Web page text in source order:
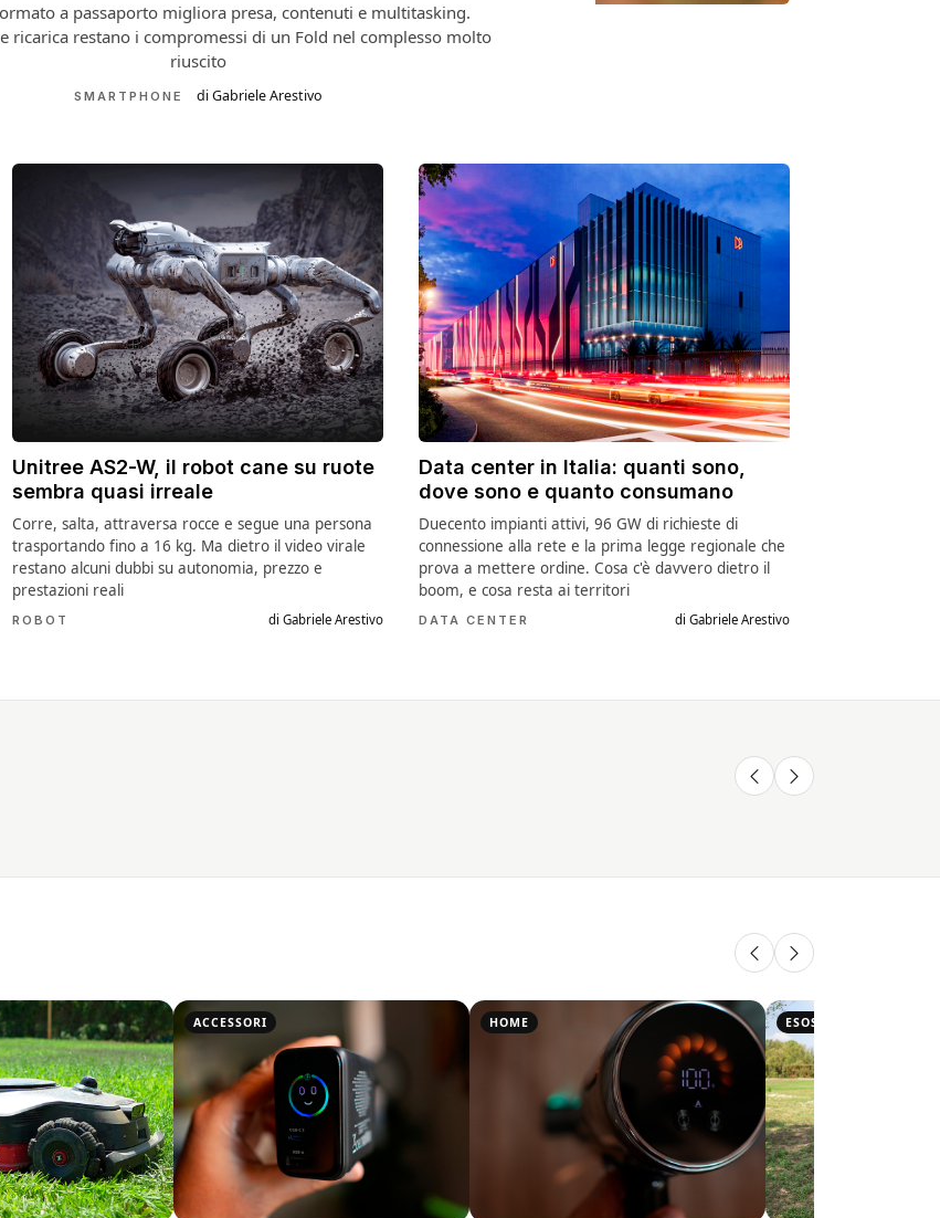
a passaporto migliora presa, contenuti e multitasking.
ricarica restano i compromessi di un Fold nel complesso molto
riuscito
SMARTPHONE di Gabriele Arestivo
Unitree AS2-W, il robot cane su ruote
sembra quasi irreale
Corre, salta, attraversa rocce e segue una persona
trasportando fino a 16 kg. Ma dietro il video virale
restano alcuni dubbi su autonomia, prezzo e
prestazioni reali
ROBOT di Gabriele Arestivo
Data center in Italia: quanti sono,
dove sono e quanto consumano
Duecento impianti attivi, 96 GW di richieste di
connessione alla rete e la prima legge regionale che
prova a mettere ordine. Cosa c'è davvero dietro il
boom, e cosa resta ai territori
DATA CENTER di Gabriele Arestivo
ENERGIA pulita
"ILLIMITATA" con la
GEOTERMIA di
ACCESSORI HOME ESOSCHELETRI